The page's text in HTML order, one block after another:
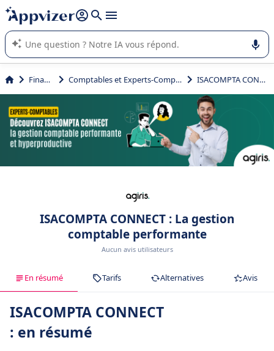
répondre (plusieurs lignes avec
L'IA de Appvizer vous guide dans l'utilisation ou la sélection de
logiciel SaaS en entreprise.
Finance Comptables et Experts-Comptables ISACOMPTA CONNECT
ISACOMPTA CONNECT : La gestion
comptable performante
Aucun avis utilisateurs
En résumé Tarifs Alternatives Avis
ISACOMPTA CONNECT
: en résumé